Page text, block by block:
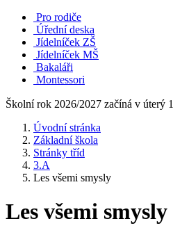
Pro rodiče
Úřední deska
Jídelníček ZŠ
Jídelníček MŠ
Bakaláři
Montessori
Školní rok 2026/2027 začíná v úterý
Úvodní stránka
Základní škola
Stránky tříd
3.A
Les všemi smysly
Les všemi smysly